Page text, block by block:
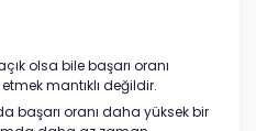
olsa bile başarı oranı
mantıklı değildir.
başarı oranı daha yüksek bir